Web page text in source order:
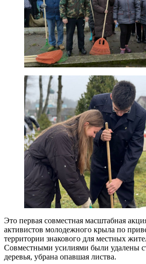
Это первая совместная масштабная
активистов молодежного крыла по
территории знакового для местных
Совместными усилиями были удалены
деревья, убрана опавшая листва.